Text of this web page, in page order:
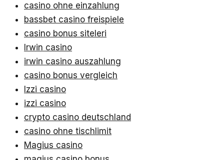
casino ohne einzahlung
bassbet casino freispiele
casino bonus siteleri
Irwin casino
irwin casino auszahlung
casino bonus vergleich
Izzi casino
izzi casino
crypto casino deutschland
casino ohne tischlimit
Magius casino